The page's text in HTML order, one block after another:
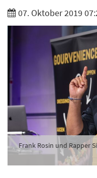
07. Oktober 2019
Frank Rosin und Rapper
Branche
Ich möchte
Tageskarte-
Ich habe die
genommen.
Anmelden